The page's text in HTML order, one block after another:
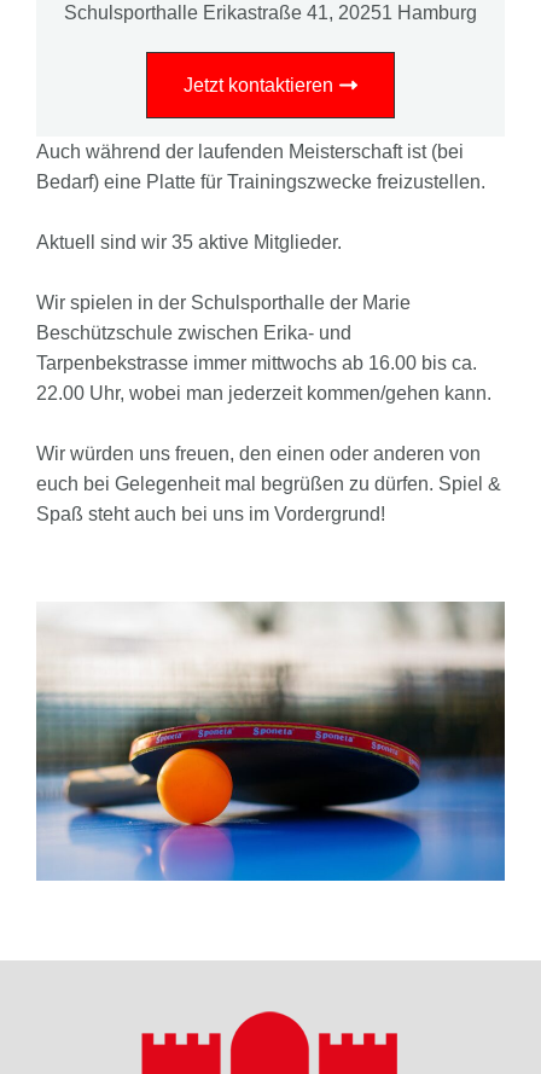
Schulsporthalle Erikastraße 41, 20251 Hamburg
Jetzt kontaktieren
Auch während der laufenden Meisterschaft ist (bei
Bedarf) eine Platte für Trainingszwecke freizustellen.
Aktuell sind wir 35 aktive Mitglieder.
Wir spielen in der Schulsporthalle der Marie
Beschützschule zwischen Erika- und
Tarpenbekstrasse immer mittwochs ab 16.00 bis ca.
22.00 Uhr, wobei man jederzeit kommen/gehen kann.
Wir würden uns freuen, den einen oder anderen von
euch bei Gelegenheit mal begrüßen zu dürfen. Spiel &
Spaß steht auch bei uns im Vordergrund!